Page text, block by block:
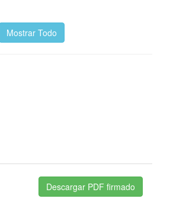
Mostrar Todo
Descargar PDF firmado